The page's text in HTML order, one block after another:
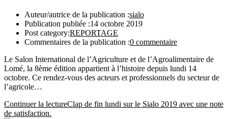
Auteur/autrice de la publication :sialo
Publication publiée :14 octobre 2019
Post category:REPORTAGE
Commentaires de la publication :0 commentaire
Le Salon International de l’Agriculture et de l’Agroalimentaire de
Lomé, la 8ème édition appartient à l’histoire depuis lundi 14
octobre. Ce rendez-vous des acteurs et professionnels du secteur de
l’agricole…
Continuer la lectureClap de fin lundi sur le Sialo 2019 avec une note
de satisfaction.